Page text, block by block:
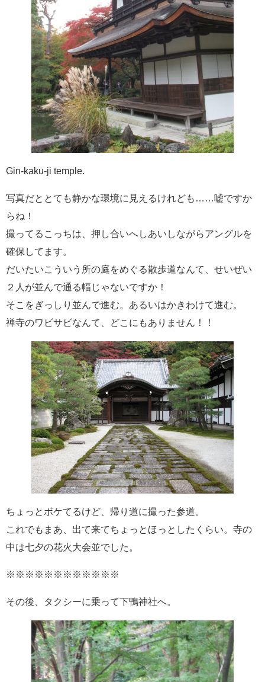
Gin-kaku-ji temple.
写真だととても静かな環境に見えるけれども……嘘ですか
らね！
撮ってるこっちは、押し合いへしあいしながらアングルを
確保してます。
だいたいこういう所の庭をめぐる散歩道なんて、せいぜい
２人が並んで通る幅じゃないですか！
そこをぎっしり並んで進む。あるいはかきわけて進む。
禅寺のワビサビなんて、どこにもありません！！
ちょっとボケてるけど、帰り道に撮った参道。
これでもまあ、出て来てちょっとほっとしたくらい。寺の
中は七夕の花火大会並でした。
※※※※※※※※※※※※
その後、タクシーに乗って下鴨神社へ。